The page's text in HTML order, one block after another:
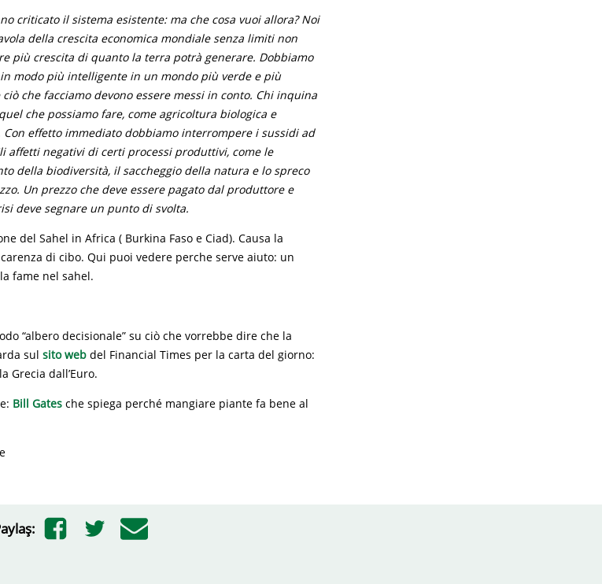
criticato il sistema esistente: ma che cosa vuoi allora? Noi
della crescita economica mondiale senza limiti non
più crescita di quanto la terra potrà generare. Dobbiamo
modo più intelligente in un mondo più verde e più
che facciamo devono essere messi in conto. Chi inquina
che possiamo fare, come agricoltura biologica e
effetto immediato dobbiamo interrompere i sussidi ad
affetti negativi di certi processi produttivi, come le
della biodiversità, il saccheggio della natura e lo spreco
Un prezzo che deve essere pagato dal produttore e
deve segnare un punto di svolta.
del Sahel in Africa ( Burkina Faso e Ciad). Causa la
di cibo. Qui puoi vedere perche serve aiuto: un
fame nel sahel.
“albero decisionale” su ciò che vorrebbe dire che la
sul sito web del Financial Times per la carta del giorno:
Grecia dall’Euro.
Bill Gates che spiega perché mangiare piante fa bene al